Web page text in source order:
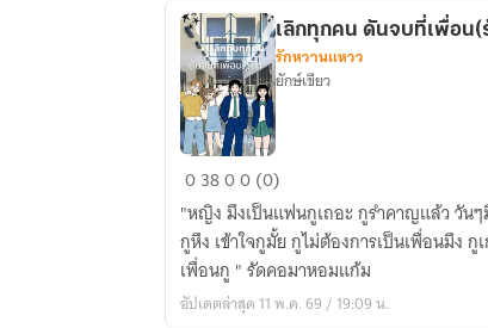
เลิก
ทุก
คน
ดัน
จบ
ที่
เลิกทุกคน ดันจบที่เพื่อน(
รักหวานแหวว
ยักษ์เขียว
03800 (0)
"หญิง มึงเป็นแฟนกูเถอะ กูรำคาญแล้ว วันๆ
กูหึง เข้าใจกูมั้ย กูไม่ต้องการเป็นเพื่อนมึง
เพื่อนกู " รัดคอมาหอมแก้ม
อัปเดตล่าสุด 11 พ.ค. 69 / 19:09 น.